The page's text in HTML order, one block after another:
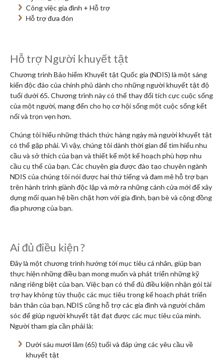
Công việc gia đình + Hỗ trợ
Hỗ trợ đưa đón
Hỗ trợ Người khuyết tật
Chương trình Bảo hiểm Khuyết tật Quốc gia (NDIS) là một sáng
kiến độc đáo của chính phủ dành cho những người khuyết tật độ
tuổi dưới 65. Chương trình này có thể thay đổi tích cực cuộc sống
của một người, mang đến cho họ cơ hội sống một cuộc sống kết
nối và trọn vẹn hơn.
Chúng tôi hiểu những thách thức hàng ngày mà người khuyết tật
có thể gặp phải. Vì vậy, chúng tôi dành thời gian để tìm hiểu nhu
cầu và sở thích của bạn và thiết kế một kế hoạch phù hợp nhu
cầu cụ thể của bạn. Các chuyên gia được đào tạo chuyên ngành
NDIS của chúng tôi nói được hai thứ tiếng và đam mê hỗ trợ bạn
trên hành trình giành độc lập và mở ra những cánh cửa mới để xây
dựng mối quan hệ bền chặt hơn với gia đình, bạn bè và cộng đồng
địa phương của bạn.
Ai đủ điều kiện ?
Đây là một chương trình hướng tới mục tiêu cá nhân, giúp bạn
thực hiện những điều bạn mong muốn và phát triển những kỹ
năng riêng biệt của bạn. Việc bạn có thể đủ điều kiện nhận gói tài
trợ hay không tùy thuộc các mục tiêu trong kế hoạch phát triển
bản thân của bạn. NDIS cũng hỗ trợ các gia đình và người chăm
sóc để giúp người khuyết tật đạt được các mục tiêu của mình.
Người tham gia cần phải là:
Dưới sáu mươi lăm (65) tuổi và đáp ứng các yêu cầu về
khuyết tật